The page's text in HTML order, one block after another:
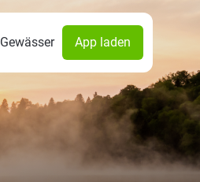
Gewässer App laden